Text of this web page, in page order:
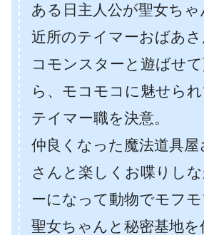
ある日主人公が聖女ちゃ
近所のテイマーおばあ
コモンスターと遊ばせ
ら、モコモコに魅せら
テイマー職を決意。
仲良くなった魔法道具屋
さんと楽しくお喋りし
ーになって動物でモフモ
聖女ちゃんと秘密基地を